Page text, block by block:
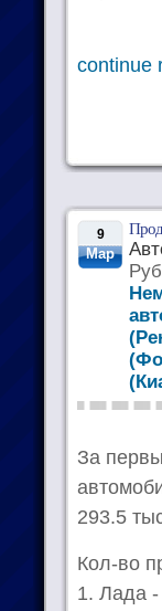
continue
9
Мар
За
293.5
Кол-во
1. Лада